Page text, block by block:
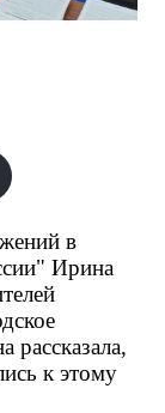
в
Ирина
рассказала,
к этому